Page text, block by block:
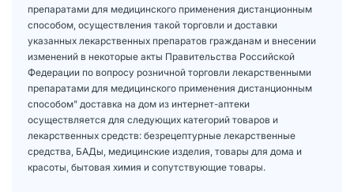
препаратами для медицинского применения дистанционным
способом, осуществления такой торговли и доставки
указанных лекарственных препаратов гражданам и внесении
изменений в некоторые акты Правительства Российской
Федерации по вопросу розничной торговли лекарственными
препаратами для медицинского применения дистанционным
способом" доставка на дом из интернет-аптеки
осуществляется для следующих категорий товаров и
лекарственных средств: безрецептурные лекарственные
средства, БАДы, медицинские изделия, товары для дома и
красоты, бытовая химия и сопутствующие товары.